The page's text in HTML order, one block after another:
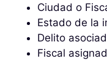
Ciudad o
Estado de la
Delito
Fiscal